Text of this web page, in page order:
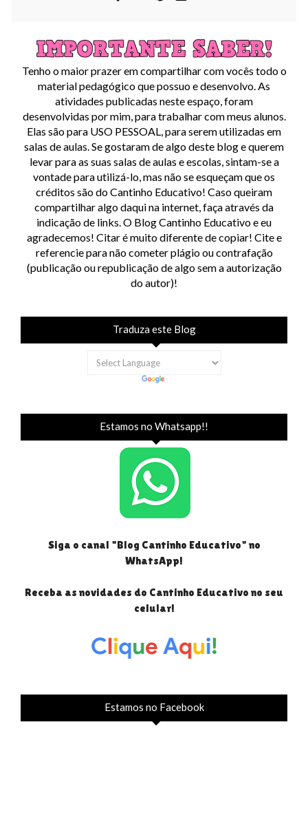
Tenho o maior prazer em compartilhar com vocês todo o
material pedagógico que possuo e desenvolvo. As
atividades publicadas neste espaço, foram
desenvolvidas por mim, para trabalhar com meus alunos.
Elas são para USO PESSOAL, para serem utilizadas em
salas de aulas. Se gostaram de algo deste blog e querem
levar para as suas salas de aulas e escolas, sintam-se a
vontade para utilizá-lo, mas não se esqueçam que os
créditos são do Cantinho Educativo! Caso queiram
compartilhar algo daqui na internet, faça através da
indicação de links. O Blog Cantinho Educativo e eu
agradecemos! Citar é muito diferente de copiar! Cite e
referencie para não cometer plágio ou contrafação
(publicação ou republicação de algo sem a autorização
do autor)!
Traduza este Blog
Estamos no Whatsapp!!
Siga o canal "Blog Cantinho Educativo" no
WhatsApp!
Receba as novidades do Cantinho Educativo no seu
celular!
Estamos no Facebook